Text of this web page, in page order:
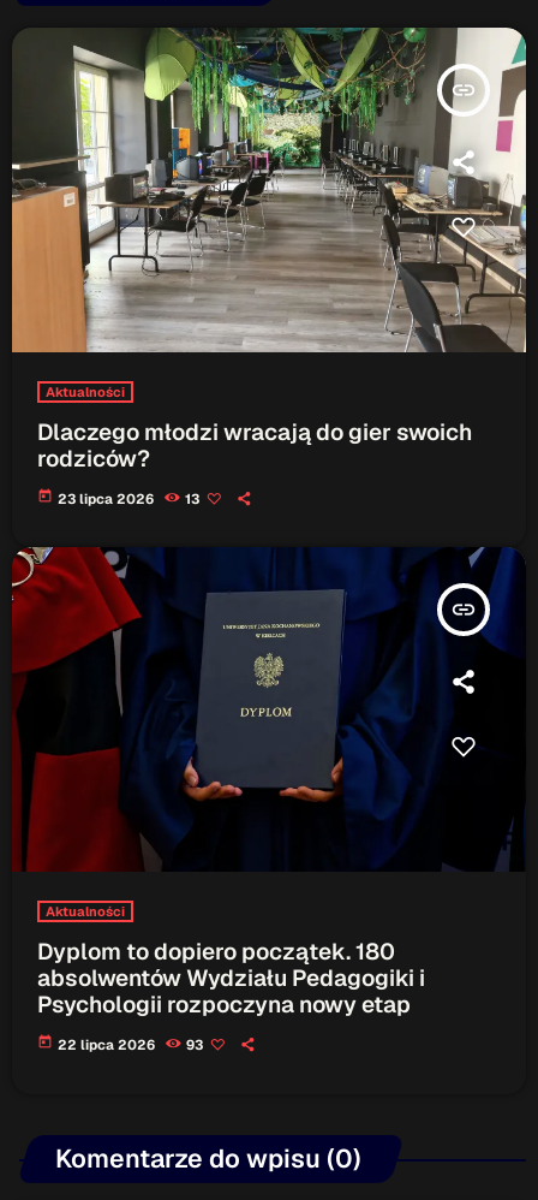
insert_link
Aktualności
Dlaczego młodzi wracają do gier swoich
rodziców?
today 23 lipca 2026 13
insert_link
Aktualności
Dyplom to dopiero początek. 180
absolwentów Wydziału Pedagogiki i
Psychologii rozpoczyna nowy etap
today 22 lipca 2026 93
Komentarze do wpisu (0)